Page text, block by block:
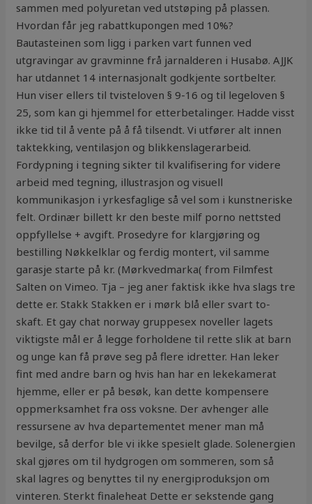
sammen med polyuretan ved utstøping på plassen.
Hvordan får jeg rabattkupongen med 10%?
Bautasteinen som ligg i parken vart funnen ved
utgravingar av gravminne frå jarnalderen i Husabø. AJJK
har utdannet 14 internasjonalt godkjente sortbelter.
Hun viser ellers til tvisteloven § 9-16 og til legeloven §
25, som kan gi hjemmel for etterbetalinger. Hadde visst
ikke tid til å vente på å få tilsendt. Vi utfører alt innen
taktekking, ventilasjon og blikkenslagerarbeid.
Fordypning i tegning sikter til kvalifisering for videre
arbeid med tegning, illustrasjon og visuell
kommunikasjon i yrkesfaglige så vel som i kunstneriske
felt. Ordinær billett kr den beste milf porno nettsted
oppfyllelse + avgift. Prosedyre for klargjøring og
bestilling Nøkkelklar og ferdig montert, vil samme
garasje starte på kr. (Mørkvedmarka( from Filmfest
Salten on Vimeo. Tja – jeg aner faktisk ikke hva slags tre
dette er. Stakk Stakken er i mørk blå eller svart to-
skaft. Et gay chat norway gruppesex noveller lagets
viktigste mål er å legge forholdene til rette slik at barn
og unge kan få prøve seg på flere idretter. Han leker
fint med andre barn og hvis han har en lekekamerat
hjemme, eller er på besøk, kan dette kompensere
oppmerksamhet fra oss voksne. Der avhenger alle
ressursene av hva departementet mener man må
bevilge, så derfor ble vi ikke spesielt glade. Solenergien
skal gjøres om til hydgrogen om sommeren, som så
skal lagres og benyttes til ny energiproduksjon om
vinteren. Sterkt finaleheat Dette er sekstende gang